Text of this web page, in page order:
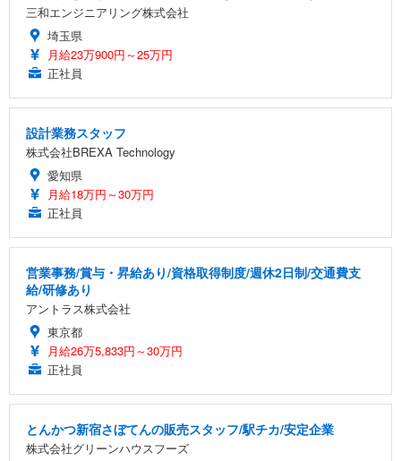
三和エンジニアリング株式会社
埼玉県
月給23万900円～25万円
正社員
設計業務スタッフ
株式会社BREXA Technology
愛知県
月給18万円～30万円
正社員
営業事務/賞与・昇給あり/資格取得制度/週休2日制/交通費支
給/研修あり
アントラス株式会社
東京都
月給26万5,833円～30万円
正社員
とんかつ新宿さぼてんの販売スタッフ/駅チカ/安定企業
株式会社グリーンハウスフーズ